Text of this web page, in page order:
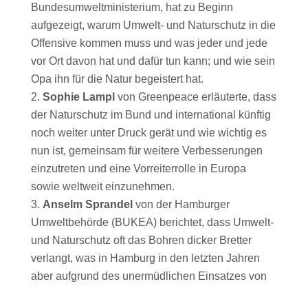
Bundesumweltministerium, hat zu Beginn
aufgezeigt, warum Umwelt- und Naturschutz in die
Offensive kommen muss und was jeder und jede
vor Ort davon hat und dafür tun kann; und wie sein
Opa ihn für die Natur begeistert hat.
Sophie Lampl von Greenpeace erläuterte, dass
der Naturschutz im Bund und international künftig
noch weiter unter Druck gerät und wie wichtig es
nun ist, gemeinsam für weitere Verbesserungen
einzutreten und eine Vorreiterrolle in Europa
sowie weltweit einzunehmen.
Anselm Sprandel von der Hamburger
Umweltbehörde (BUKEA) berichtet, dass Umwelt-
und Naturschutz oft das Bohren dicker Bretter
verlangt, was in Hamburg in den letzten Jahren
aber aufgrund des unermüdlichen Einsatzes von